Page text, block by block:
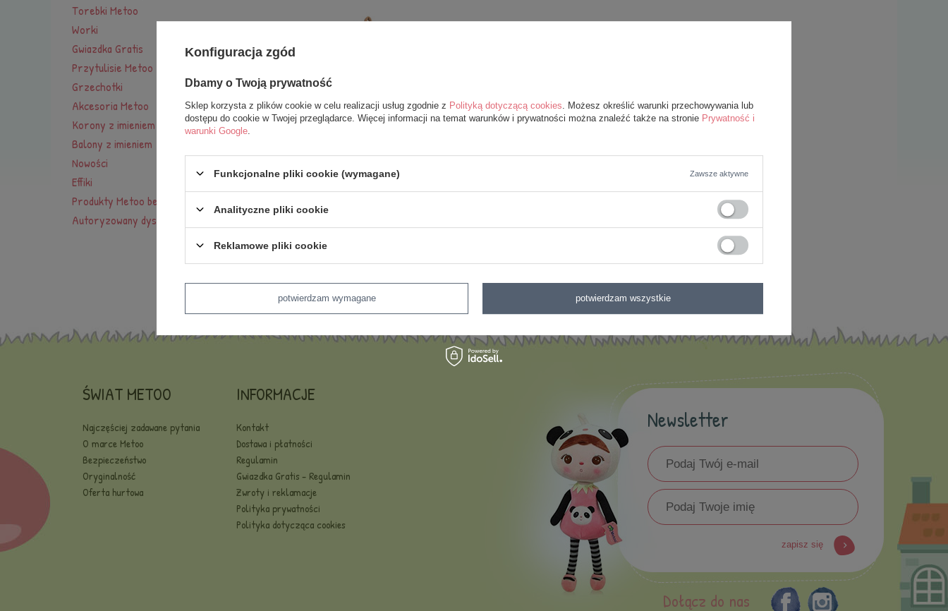
Torebki Metoo
Worki
Gwiazdka Gratis
Przytulisie Metoo
Grzechotki
Akcesoria Metoo
Korony z imieniem
Balony z imieniem
Nowości
Effiki
Produkty Metoo bez imienia
Autoryzowany dystrybutor
Lalka Metoo Pszczółka
ŚWIAT METOO
Najczęściej zadawane pytania
O marce Metoo
Bezpieczeństwo
Oryginalność
Oferta hurtowa
INFORMACJE
Kontakt
Dostawa i płatności
Regulamin
Gwiazdka Gratis - Regulamin
Zwroty i reklamacje
Polityka prywatności
Polityka dotycząca cookies
Newsletter
zapisz się
Dołącz do nas
Konfiguracja zgód
Dbamy o Twoją prywatność
Sklep korzysta z plików cookie w celu realizacji usług zgodnie z Polityką dotyczącą cookies . Możesz określić warunki przechowywania lub
dostępu do cookie w Twojej przeglądarce. Więcej informacji na temat warunków i prywatności można znaleźć także na stronie Prywatność i
warunki Google
Funkcjonalne pliki cookie (wymagane) Zawsze aktywne
Analityczne pliki cookie
Reklamowe pliki cookie
potwierdzam wymagane potwierdzam wszystkie